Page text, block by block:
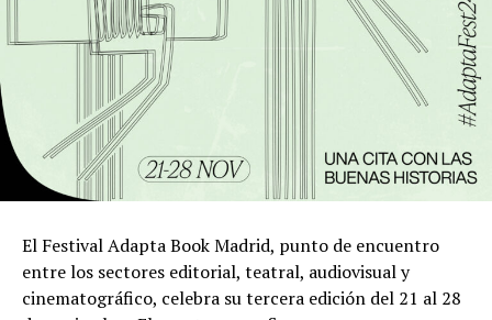
El Festival Adapta Book Madrid, punto de encuentro
entre los sectores editorial, teatral, audiovisual y
cinematográfico, celebra su tercera edición del 21 al 28